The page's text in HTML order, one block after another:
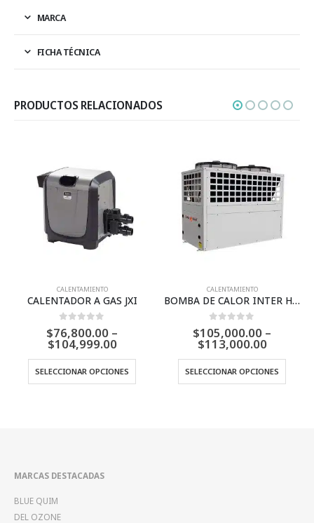
MARCA
FICHA TÉCNICA
PRODUCTOS RELACIONADOS
CALENTAMIENTO
CALENTADOR A GAS JXI
0Fuera de 5
$76,800.00 –
$104,999.00Price
$76,800.00
through
$104,999.00
SELECCIONAR OPCIONES
Este producto tiene múltiples variantes. Las opciones se pueden elegir en la página de producto
CALENTAMIENTO
BOMBA DE CALOR INTER HEAT ULTIMATE 170,000 BTU’S
0Fuera de 5
$105,000.00 –
$113,000.00Price
through
SELECCIONAR OPCIONES
Este producto tiene múltiples variantes. Las opciones se pueden
MARCAS DESTACADAS
BLUE QUIM
DEL OZONE